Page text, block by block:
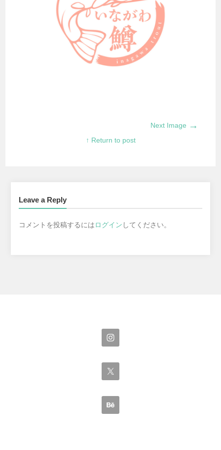
Next Image →
↑ Return to post
Leave a Reply
コメントを投稿するにはログイン してください。